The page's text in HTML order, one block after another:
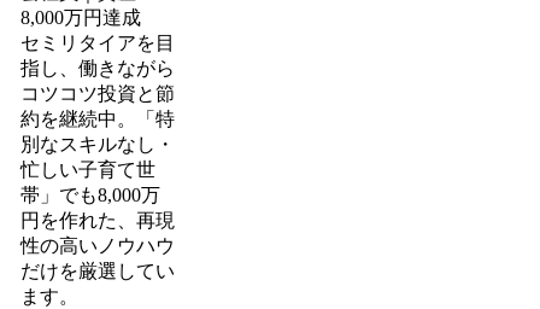
8,000万円達成
セミリタイアを目
指し、働きながら
コツコツ投資と節
約を継続中。「特
別なスキルなし・
忙しい子育て世
帯」でも8,000万
円を作れた、再現
性の高いノウハウ
だけを厳選してい
ます。